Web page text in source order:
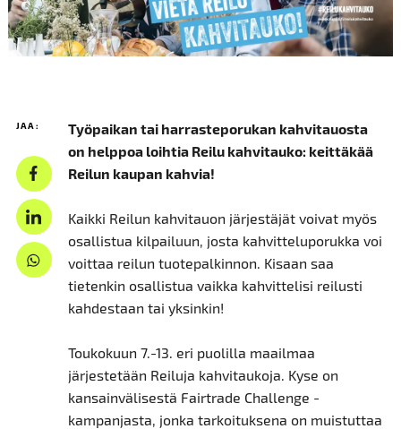
JAA:
Työpaikan tai harrasteporukan kahvitauosta
on helppoa loihtia Reilu kahvitauko: keittäkää
Reilun kaupan kahvia!
Kaikki Reilun kahvitauon järjestäjät voivat myös
osallistua kilpailuun, josta kahvitteluporukka voi
voittaa reilun tuotepalkinnon. Kisaan saa
tietenkin osallistua vaikka kahvittelisi reilusti
kahdestaan tai yksinkin!
Toukokuun 7.-13. eri puolilla maailmaa
järjestetään Reiluja kahvitaukoja. Kyse on
kansainvälisestä Fairtrade Challenge -
kampanjasta, jonka tarkoituksena on muistuttaa